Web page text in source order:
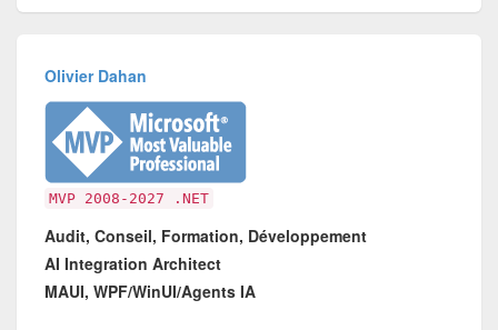
Olivier Dahan
MVP 2008-2027 .NET
Audit, Conseil, Formation, Développement
AI Integration Architect
MAUI, WPF/WinUI/Agents IA